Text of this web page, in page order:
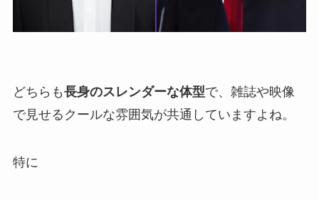
どちらも長身のスレンダーな体型で、雑誌や映像
で見せるクールな雰囲気が共通していますよね。
特に